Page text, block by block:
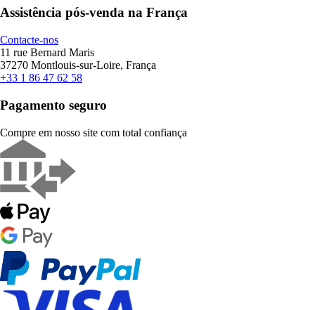
Assistência pós-venda na França
Contacte-nos
11 rue Bernard Maris
37270 Montlouis-sur-Loire, França
+33 1 86 47 62 58
Pagamento seguro
Compre em nosso site com total confiança